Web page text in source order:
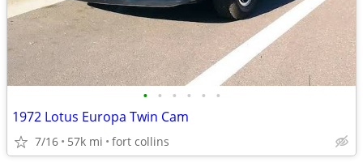
• • • • • •
1972 Lotus Europa Twin Cam
7/16 57k mi fort collins